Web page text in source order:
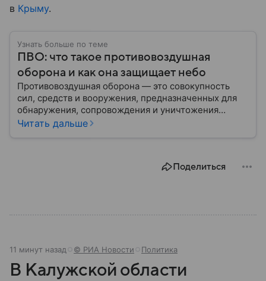
в Крыму.
Узнать больше по теме
ПВО: что такое противовоздушная
оборона и как она защищает небо
Противовоздушная оборона — это совокупность
сил, средств и вооружения, предназначенных для
обнаружения, сопровождения и уничтожения
средств воздушного нападения. Современные
Читать дальше
Поделиться
11 минут назад © РИА Новости Политика
В Калужской области